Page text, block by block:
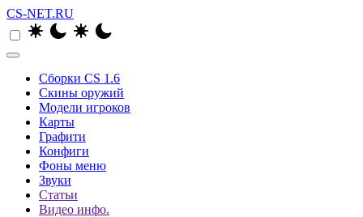
CS-NET.RU
Сборки CS 1.6
Скины оружий
Модели игроков
Карты
Графити
Конфиги
Фоны меню
Звуки
Статьи
Видео инфо.